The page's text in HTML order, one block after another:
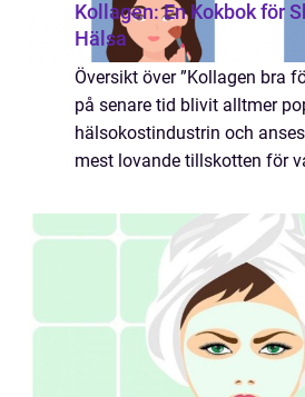
Kollagen: En Kokbok för
Hälsa
Översikt över ”Kollagen bra
på senare tid blivit alltmer
hälsokostindustrin och
mest lovande tillskotten för
proteinerna i vå...